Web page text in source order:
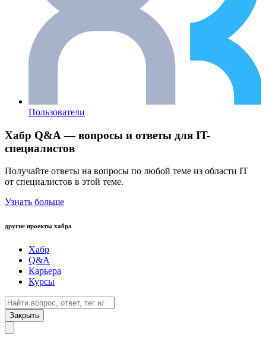
Пользователи
Хабр Q&A — вопросы и ответы для IT-
специалистов
Получайте ответы на вопросы по любой теме из области IT
от специалистов в этой теме.
Узнать больше
другие проекты хабра
Хабр
Q&A
Карьера
Курсы
Закрыть